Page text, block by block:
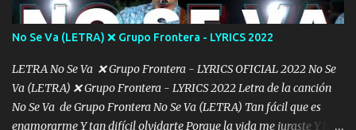
Todos en unos al patrullar Los del estado y cascos negros Trucha
con ellos pal norte van Aquí hay de toño para atorarlos Pero mejor
los vamos a esquivar Porque entre ellos hay en cubierto Sus
movimientos vamos a checar Hemos topado con los del agua Y
con los de la guardia nacional Nos han quitado a...
No Se Va (LETRA) ❌ Grupo Frontera - LYRICS 2022
LETRA No Se Va ❌ Grupo Frontera - LYRICS OFICIAL 2022 No Se
Va (LETRA) ❌ Grupo Frontera - LYRICS 2022 Letra de la canción
No Se Va de Grupo Frontera No Se Va (LETRA) Tan fácil que es
enamorarme Y tan difícil olvidarte Porque la vida me juraste Y hoy